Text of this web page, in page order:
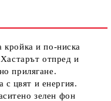
кройка и по-ниска
отпред и
прилягане.
цвят и енергия.
зелен фон